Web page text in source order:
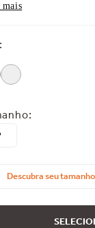
:
:
Descubra seu tamanho